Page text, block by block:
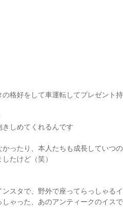
格好をして車運転してプレゼント持
しめてくれるんです
ったり、本人たちも成長していつの
たけど（笑）
スタで、野外で座ってらっしゃるイ
ゃった、あのアンティークのイスで